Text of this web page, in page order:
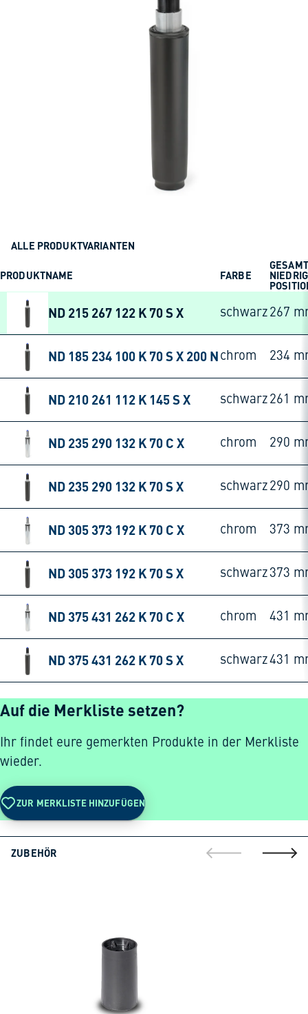
ALLE PRODUKTVARIANTEN
PRODUKTNAME FARBE
ND 215 267 122 K 70 S X schwarz 267
ND 185 234 100 K 70 S X 200 N chrom 234
ND 210 261 112 K 145 S X schwarz 261
ND 235 290 132 K 70 C X chrom 290
ND 235 290 132 K 70 S X schwarz 290
ND 305 373 192 K 70 C X chrom 373
ND 305 373 192 K 70 S X schwarz373
ND 375 431 262 K 70 C X chrom 431
ND 375 431 262 K 70 S X schwarz431
Auf die Merkliste setzen?
Ihr findet eure gemerkten Produkte in der Merkliste
wieder.
ZUR MERKLISTE HINZUFÜGEN
ZUBEHÖR
gehe zur gehe